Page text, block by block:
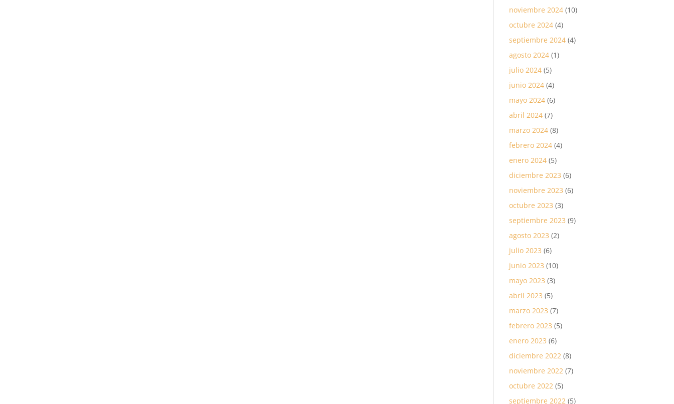
noviembre 2024 (10)
octubre 2024 (4)
septiembre 2024 (4)
agosto 2024 (1)
julio 2024 (5)
junio 2024 (4)
mayo 2024 (6)
abril 2024 (7)
marzo 2024 (8)
febrero 2024 (4)
enero 2024 (5)
diciembre 2023 (6)
noviembre 2023 (6)
octubre 2023 (3)
septiembre 2023 (9)
agosto 2023 (2)
julio 2023 (6)
junio 2023 (10)
mayo 2023 (3)
abril 2023 (5)
marzo 2023 (7)
febrero 2023 (5)
enero 2023 (6)
diciembre 2022 (8)
noviembre 2022 (7)
octubre 2022 (5)
septiembre 2022 (5)